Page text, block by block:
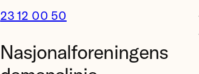
23 12 00 50
Nasjonalforeningens